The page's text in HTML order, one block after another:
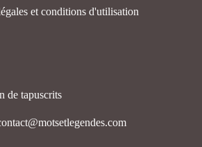
et conditions d'utilisation
de tapuscrits